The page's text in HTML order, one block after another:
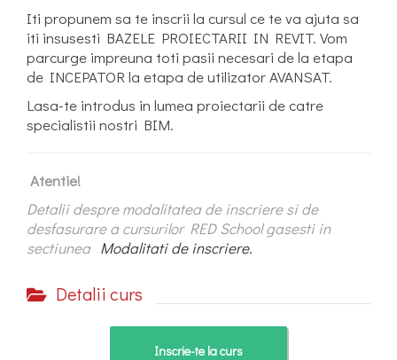
Iti propunem sa te inscrii la cursul ce te va ajuta sa
iti insusesti BAZELE PROIECTARII IN REVIT. Vom
parcurge impreuna toti pasii necesari de la etapa
de INCEPATOR la etapa de utilizator AVANSAT.
Lasa-te introdus in lumea proiectarii de catre
specialistii nostri BIM.
Atentie!
Detalii despre modalitatea de inscriere si de
desfasurare a cursurilor RED School gasesti in
sectiunea Modalitati de inscriere.
Detalii curs
Inscrie-te la curs